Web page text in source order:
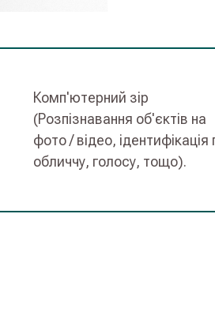
Комп'ютерний зір
(Розпізнавання об'єктів на
фото / відео, ідентифікація
обличчу, голосу, тощо).